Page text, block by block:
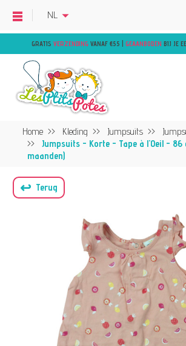
GRATIS VERZENDING VANAF €55 | GEAANBODEN BIJ JE
NL
Home Kleding Jumpsuits
Jumpsuits - Korte - Tape à l'Oeil - 86
maanden)
↩ Terug